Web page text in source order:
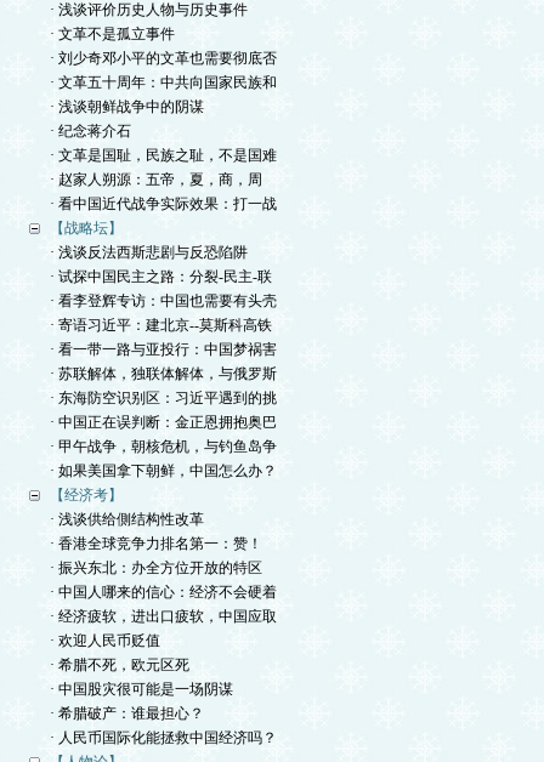
· 浅谈评价历史人物与历史事件
· 文革不是孤立事件
· 刘少奇邓小平的文革也需要彻底否
· 文革五十周年：中共向国家民族和
· 浅谈朝鲜战争中的阴谋
· 纪念蒋介石
· 文革是国耻，民族之耻，不是国难
· 赵家人朔源：五帝，夏，商，周
· 看中国近代战争实际效果：打一战
【战略坛】
· 浅谈反法西斯悲剧与反恐陷阱
· 试探中国民主之路：分裂-民主-联
· 看李登辉专访：中国也需要有头壳
· 寄语习近平：建北京--莫斯科高铁
· 看一带一路与亚投行：中国梦祸害
· 苏联解体，独联体解体，与俄罗斯
· 东海防空识别区：习近平遇到的挑
· 中国正在误判断：金正恩拥抱奥巴
· 甲午战争，朝核危机，与钓鱼岛争
· 如果美国拿下朝鲜，中国怎么办？
【经济考】
· 浅谈供给側结构性改革
· 香港全球竞争力排名第一：赞！
· 振兴东北：办全方位开放的特区
· 中国人哪来的信心：经济不会硬着
· 经济疲软，进出口疲软，中国应取
· 欢迎人民币贬值
· 希腊不死，欧元区死
· 中国股灾很可能是一场阴谋
· 希腊破产：谁最担心？
· 人民币国际化能拯救中国经济吗？